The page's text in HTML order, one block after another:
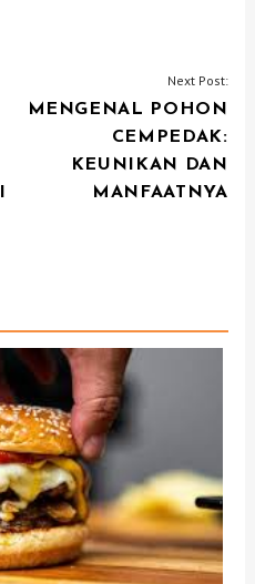
Next Post:
MENGENAL POHON
CEMPEDAK:
KEUNIKAN DAN
MANFAATNYA